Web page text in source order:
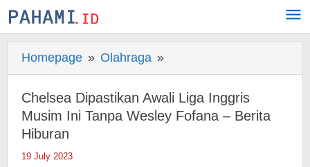
Skip
to
Homepage » Olahraga »
Dipastikan
Awali
Liga
Chelsea Dipastikan Awali Liga Inggris
Musim Ini Tanpa Wesley Fofana – Berita
Hiburan
19 July 2023